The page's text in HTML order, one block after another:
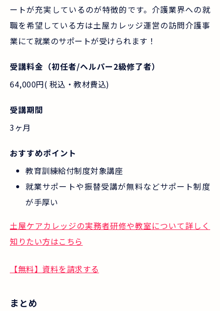
ートが充実しているのが特徴的です。介護業界への就
職を希望している方は土屋カレッジ運営の訪問介護事
業にて就業のサポートが受けられます！
受講料金（初任者/ヘルパー2級修了者）
64,000円( 税込・教材費込)
受講期間
3ヶ月
おすすめポイント
教育訓練給付制度対象講座
就業サポートや振替受講が無料などサポート制度
が手厚い
土屋ケアカレッジの実務者研修や教室について詳しく
知りたい方はこちら
【無料】資料を請求する
まとめ